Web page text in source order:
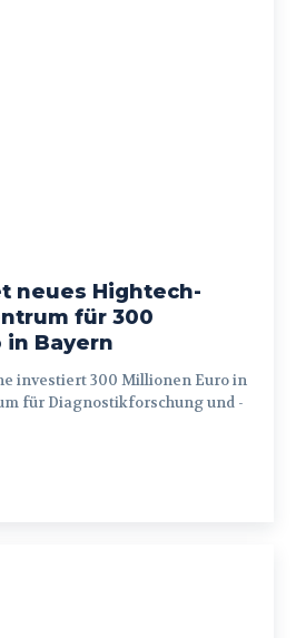
neues Hightech-
für 300
in Bayern
für Diagnostikforschung und -